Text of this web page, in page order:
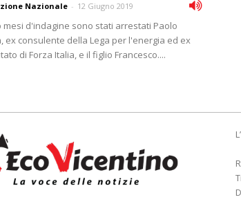
Nazionale - 12 Giugno 2019
mesi d'indagine sono stati arrestati Paolo
ex consulente della Lega per l'energia ed ex
di Forza Italia, e il figlio Francesco....